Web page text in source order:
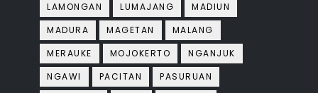
LAMONGAN
LUMAJANG
MADIUN
MADURA
MAGETAN
MALANG
MERAUKE
MOJOKERTO
NGANJUK
NGAWI
PACITAN
PASURUAN